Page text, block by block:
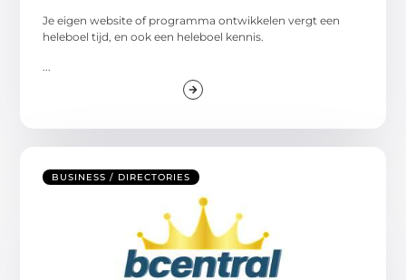
Je eigen website of programma ontwikkelen vergt een
heleboel tijd, en ook een heleboel kennis.
BUSINESS / DIRECTORIES